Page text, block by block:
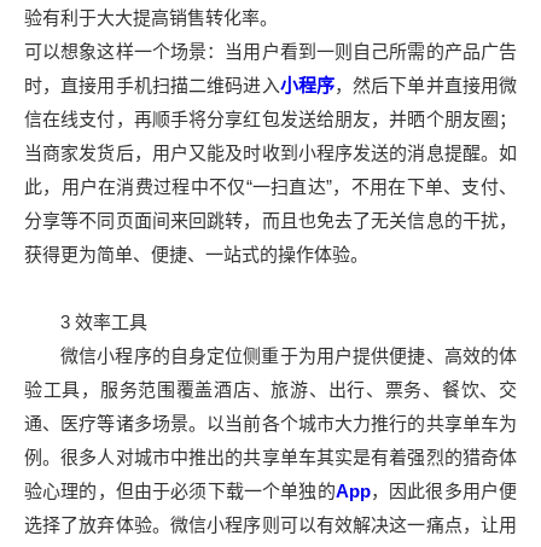
验有利于大大提高销售转化率。
可以想象这样一个场景：当用户看到一则自己所需的产品广告
时，直接用手机扫描二维码进入小程序，然后下单并直接用微
信在线支付，再顺手将分享红包发送给朋友，并晒个朋友圈；
当商家发货后，用户又能及时收到小程序发送的消息提醒。如
此，用户在消费过程中不仅“一扫直达”，不用在下单、支付、
分享等不同页面间来回跳转，而且也免去了无关信息的干扰，
获得更为简单、便捷、一站式的操作体验。
3 效率工具
微信小程序的自身定位侧重于为用户提供便捷、高效的体
验工具，服务范围覆盖酒店、旅游、出行、票务、餐饮、交
通、医疗等诸多场景。以当前各个城市大力推行的共享单车为
例。很多人对城市中推出的共享单车其实是有着强烈的猎奇体
验心理的，但由于必须下载一个单独的App，因此很多用户便
选择了放弃体验。微信小程序则可以有效解决这一痛点，让用